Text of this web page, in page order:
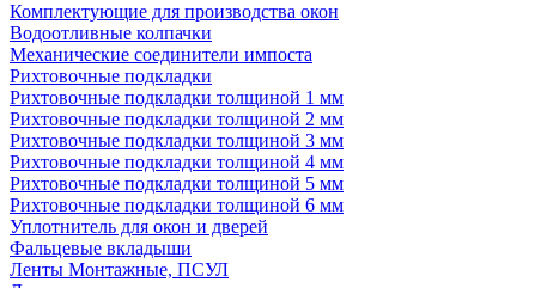
Комплектующие для производства окон
Водоотливные колпачки
Механические соединители импоста
Рихтовочные подкладки
Рихтовочные подкладки толщиной 1 мм
Рихтовочные подкладки толщиной 2 мм
Рихтовочные подкладки толщиной 3 мм
Рихтовочные подкладки толщиной 4 мм
Рихтовочные подкладки толщиной 5 мм
Рихтовочные подкладки толщиной 6 мм
Уплотнитель для окон и дверей
Фальцевые вкладыши
Ленты Монтажные, ПСУЛ